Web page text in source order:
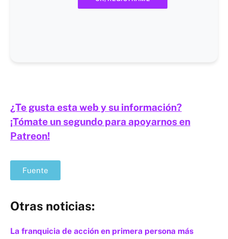
¿Te gusta esta web y su información?
¡Tómate un segundo para apoyarnos en
Patreon!
Fuente
Otras noticias:
La franquicia de acción en primera persona más